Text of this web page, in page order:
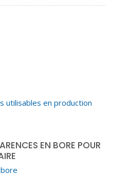
utilisables en production
EN BORE POUR